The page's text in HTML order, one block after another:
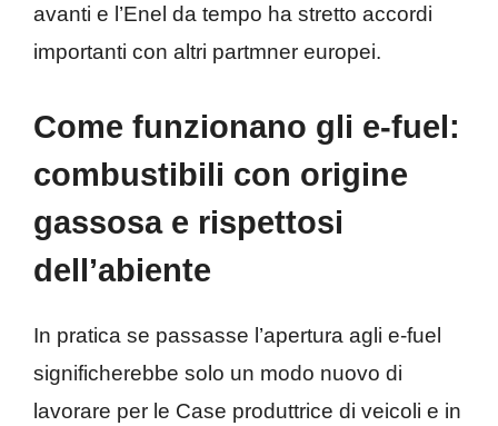
avanti e l’Enel da tempo ha stretto accordi
importanti con altri partmner europei.
Come funzionano gli e-fuel:
combustibili con origine
gassosa e rispettosi
dell’abiente
In pratica se passasse l’apertura agli e-fuel
significherebbe solo un modo nuovo di
lavorare per le Case produttrice di veicoli e in